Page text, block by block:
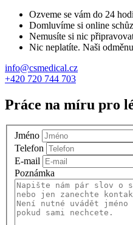
Ozveme se vám do 24
Domluvíme si online
Nemusíte si nic
Nic neplatíte. Naši
info@csmedical.cz
+420 720 744 703
Práce na míru pro
Jméno
Telefon
E-mail
Poznámka